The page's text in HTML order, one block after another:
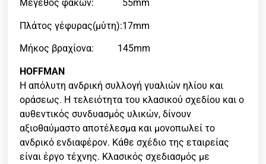
Μέγεθος φακών: 55mm
Πλάτος γέφυρας(μύτη):17mm
Μήκος βραχίονα: 145mm
HOFFMAN
Η απόλυτη ανδρική συλλογή γυαλιών ηλίου και
οράσεως. Η τελειότητα του κλασικού σχεδίου και ο
αυθεντικός συνδυασμός υλικών, δίνουν
αξιοθαύμαστο αποτέλεσμα και μονοπωλεί το
ανδρικό ενδιαφέρον. Κάθε σχέδιο της εταιρείας
είναι έργο τέχνης. Κλασικός σχεδιασμός με